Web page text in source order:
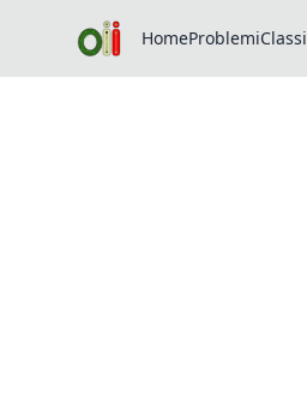
HomeProblemi